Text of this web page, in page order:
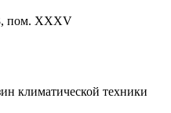
пом. XXXV
климатической техники